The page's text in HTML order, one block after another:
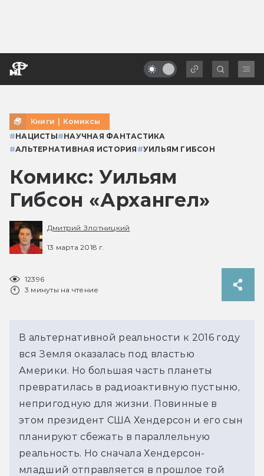
Книги | Комиксы
#НАЦИСТЫ#НАУЧНАЯ ФАНТАСТИКА
#АЛЬТЕРНАТИВНАЯ ИСТОРИЯ #УИЛЬЯМ ГИБСОН
Комикс: Уильям
Гибсон «Архангел»
Дмитрий Злотницкий
13 марта 2018 г.
12396
3 минуты на чтение
В альтернативной реальности к 2016 году
вся Земля оказалась под властью
Америки. Но большая часть планеты
превратилась в радиоактивную пустыню,
непригодную для жизни. Повинные в
этом президент США Хендерсон и его сын
планируют сбежать в параллельную
реальность. Но сначала Хендерсон-
младший отправляется в прошлое той